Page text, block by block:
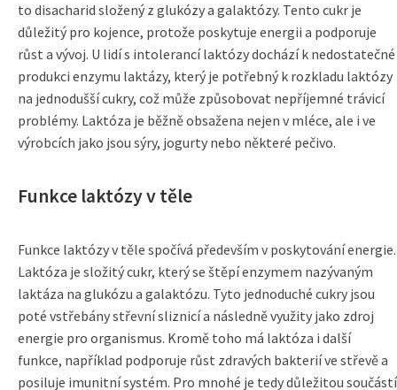
to disacharid složený z glukózy a galaktózy. Tento cukr je
důležitý pro kojence, protože poskytuje energii a podporuje
růst a vývoj. U lidí s intolerancí laktózy dochází k nedostatečné
produkci enzymu laktázy, který je potřebný k rozkladu laktózy
na jednodušší cukry, což může způsobovat nepříjemné trávicí
problémy. Laktóza je běžně obsažena nejen v mléce, ale i ve
výrobcích jako jsou sýry, jogurty nebo některé pečivo.
Funkce laktózy v těle
Funkce laktózy v těle spočívá především v poskytování energie.
Laktóza je složitý cukr, který se štěpí enzymem nazývaným
laktáza na glukózu a galaktózu. Tyto jednoduché cukry jsou
poté vstřebány střevní sliznicí a následně využity jako zdroj
energie pro organismus. Kromě toho má laktóza i další
funkce, například podporuje růst zdravých bakterií ve střevě a
posiluje imunitní systém. Pro mnohé je tedy důležitou součástí